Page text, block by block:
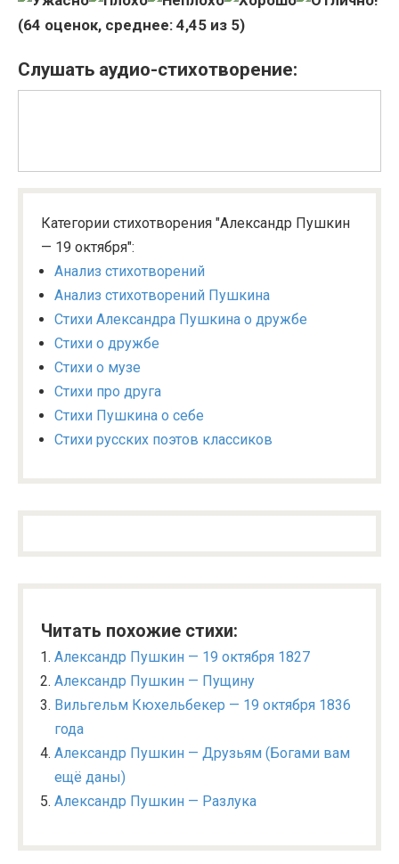
(64 оценок, среднее: 4,45 из 5)
Слушать аудио-стихотворение:
Категории стихотворения "Александр Пушкин
— 19 октября":
Анализ стихотворений
Анализ стихотворений Пушкина
Стихи Александра Пушкина о дружбе
Стихи о дружбе
Стихи о музе
Стихи про друга
Стихи Пушкина о себе
Стихи русских поэтов классиков
Читать похожие стихи:
Александр Пушкин — 19 октября 1827
Александр Пушкин — Пущину
Вильгельм Кюхельбекер — 19 октября 1836
года
Александр Пушкин — Друзьям (Богами вам
ещё даны)
Александр Пушкин — Разлука